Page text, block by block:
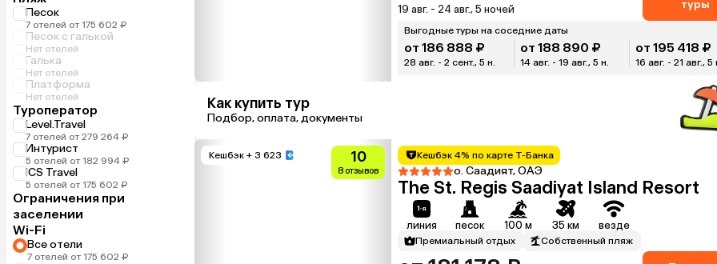
Песок
7 отелей от 175 602 ₽
Песок с галькой
Нет отелей
Галька
Нет отелей
Платформа
Нет отелей
Туроператор
Level.Travel
7 отелей от 279 264 ₽
Интурист
5 отелей от 182 994 ₽
ICS Travel
5 отелей от 175 602 ₽
Ограничения при
заселении
Wi-Fi
Все отели
7 отелей от 175 602 ₽
19 авг. - 24 авг., 5 ночей
туры
Выгодные туры на соседние даты
от 186 888 ₽
28 авг. - 2 сент., 5 н.
от 188 890 ₽
14 авг. - 19 авг., 5 н.
от 195 418 ₽
16 авг. - 21 авг., 5
Как купить тур
Подбор, оплата, документы
Кешбэк + 3 623 10
8 отзывов
Кешбэк 4% по карте Т-Банка
о. Саадият, ОАЭ
The St. Regis Saadiyat Island Resort
линия песок 100 м 35 км везде
Премиальный отдых Собственный пляж